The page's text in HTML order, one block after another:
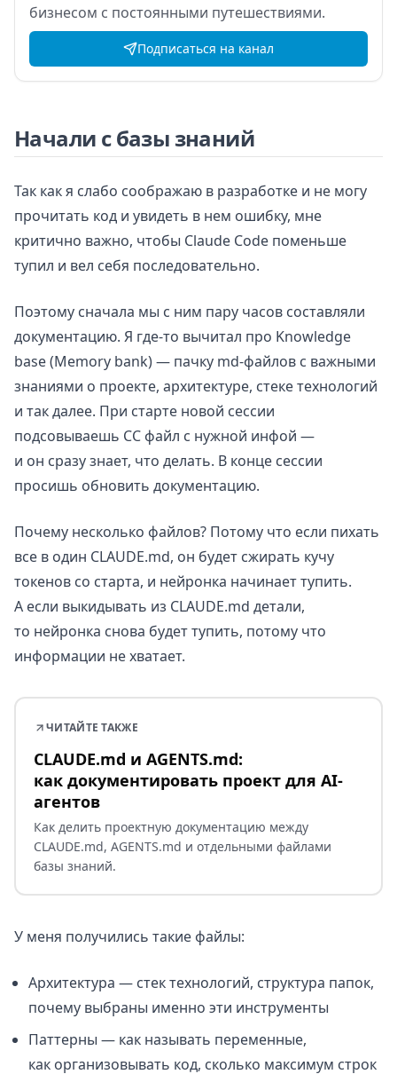
бизнесом с постоянными путешествиями.
Подписаться на канал
Начали с базы знаний
Так как я слабо соображаю в разработке и не могу
прочитать код и увидеть в нем ошибку, мне
критично важно, чтобы Claude Code поменьше
тупил и вел себя последовательно.
Поэтому сначала мы с ним пару часов составляли
документацию. Я где-то вычитал про Knowledge
base (Memory bank) — пачку md-файлов с важными
знаниями о проекте, архитектуре, стеке технологий
и так далее. При старте новой сессии
подсовываешь CC файл с нужной инфой —
и он сразу знает, что делать. В конце сессии
просишь обновить документацию.
Почему несколько файлов? Потому что если пихать
все в один CLAUDE.md, он будет сжирать кучу
токенов со старта, и нейронка начинает тупить.
А если выкидывать из CLAUDE.md детали,
то нейронка снова будет тупить, потому что
информации не хватает.
ЧИТАЙТЕ ТАКЖЕ
CLAUDE.md и AGENTS.md:
как документировать проект для AI-
агентов
Как делить проектную документацию между
CLAUDE.md, AGENTS.md и отдельными файлами
базы знаний.
У меня получились такие файлы:
Архитектура — стек технологий, структура папок,
почему выбраны именно эти инструменты
Паттерны — как называть переменные,
как организовывать код, сколько максимум строк